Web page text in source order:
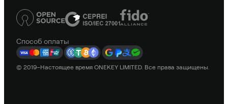
Способ оплаты
© 2019–Настоящее время ONEKEY LIMITED. Все права защищены.